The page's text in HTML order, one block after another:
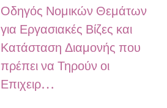
Οδηγός Νομικών Θεμάτων
για Εργασιακές Βίζες και
Κατάσταση Διαμονής που
πρέπει να Τηρούν οι
Επιχειρ…